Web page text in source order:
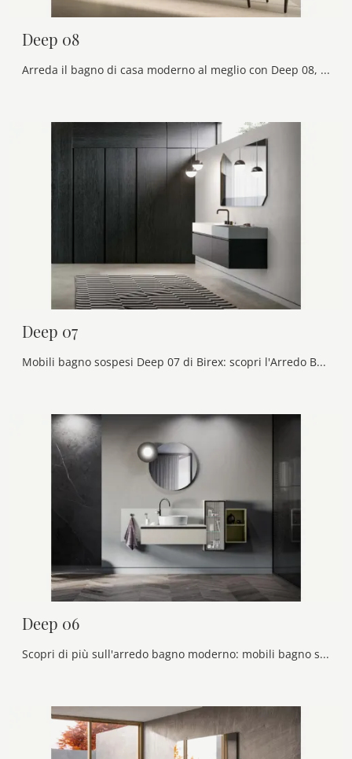
Deep 08
Arreda il bagno di casa moderno al meglio con Deep 08, mobili bagno sospesi e accessori in legno di Birex.
Deep 07
Mobili bagno sospesi Deep 07 di Birex: scopri l'Arredo Bagno in legno moderno e arreda il bagno di casa.
Deep 06
Scopri di più sull'arredo bagno moderno: mobili bagno sospesi in laccato opaco come il modello Deep 06 di Birex ti aspettano.